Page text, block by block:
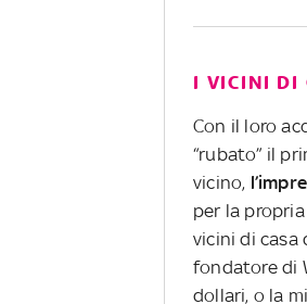
I VICINI DI
Con il loro
“rubato” il
vicino,
per la
vicini di
fondatore di
dollari, o la